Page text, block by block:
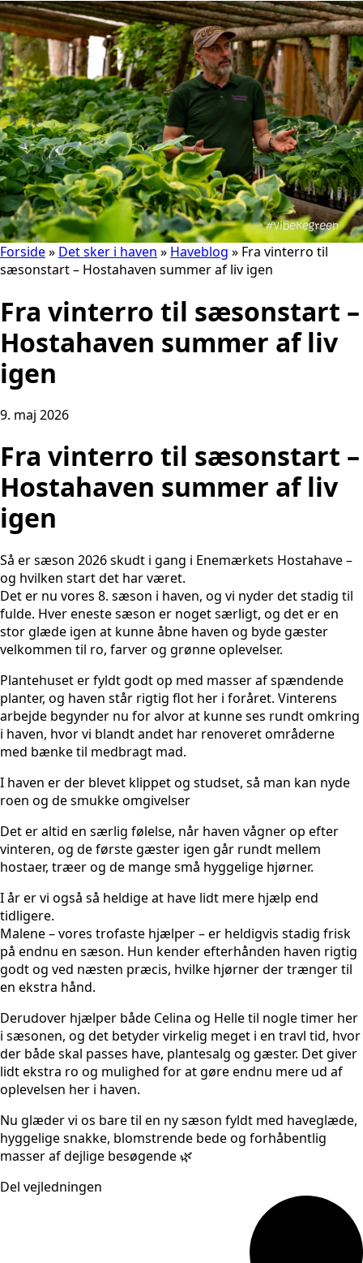
Forside» Det sker i haven » Haveblog » Fra vinterro til
sæsonstart – Hostahaven summer af liv igen
Fra vinterro til sæsonstart –
Hostahaven summer af liv
igen
9. maj 2026
Fra vinterro til sæsonstart –
Hostahaven summer af liv
igen
Så er sæson 2026 skudt i gang i Enemærkets Hostahave–
og hvilken start det har været.
Det er nu vores 8. sæson i haven, og vi nyder det stadig til
fulde. Hver eneste sæson er noget særligt, og det er en
stor glæde igen at kunne åbne haven og byde gæster
velkommen til ro, farver og grønne oplevelser.
Plantehuset er fyldt godt op med masser af spændende
planter, og haven står rigtig flot her i foråret. Vinterens
arbejde begynder nu for alvor at kunne ses rundt omkring
i haven, hvor vi blandt andet har renoveret områderne
med bænke til medbragt mad.
I haven er der blevet klippet og studset, så man kan nyde
roen og de smukke omgivelser
Det er altid en særlig følelse, når haven vågner op efter
vinteren, og de første gæster igen går rundt mellem
hostaer, træer og de mange små hyggelige hjørner.
I år er vi også så heldige at have lidt mere hjælp end
tidligere.
Malene – vores trofaste hjælper – er heldigvis stadig frisk
på endnu en sæson. Hun kender efterhånden haven rigtig
godt og ved næsten præcis, hvilke hjørner der trænger til
en ekstra hånd.
Derudover hjælper både Celina og Helle til nogle timer her
i sæsonen, og det betyder virkelig meget i en travl tid, hvor
der både skal passes have, plantesalg og gæster. Det giver
lidt ekstra ro og mulighed for at gøre endnu mere ud af
oplevelsen her i haven.
Nu glæder vi os bare til en ny sæson fyldt med haveglæde,
hyggelige snakke, blomstrende bede og forhåbentlig
masser af dejlige besøgende 🌿
Del vejledningen